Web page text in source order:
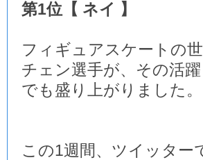
第1位【 ネイ 】
フィギュアスケートの
チェン選手が、その活
でも盛り上がりました。
この1週間、ツイッター